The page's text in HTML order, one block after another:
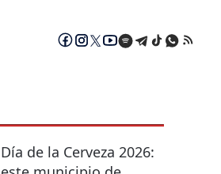
Día de la Cerveza 2026: